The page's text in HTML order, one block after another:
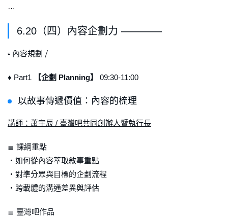
…
6.20（四）內容企劃力 ————
▫ 內容規劃 ⧸
♦ Part1 【企劃 Planning】 09:30-11:00
以故事傳遞價值：內容的梳理
講師：蕭宇辰 / 臺灣吧共同創辦人暨執行長
≣ 課綱重點
・如何從內容萃取敘事重點
・對準分眾與目標的企劃流程
・跨載體的溝通差異與評估
≣ 臺灣吧作品